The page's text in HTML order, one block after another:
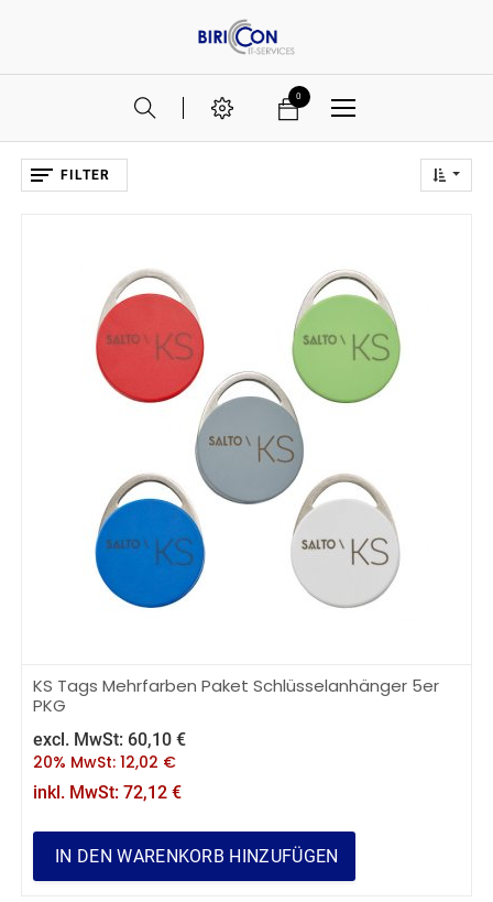
0
FILTER
KS Tags Mehrfarben Paket Schlüsselanhänger 5er
PKG
excl. MwSt: 60,10 €
20% MwSt: 12,02 €
inkl. MwSt: 72,12 €
IN DEN WARENKORB HINZUFÜGEN